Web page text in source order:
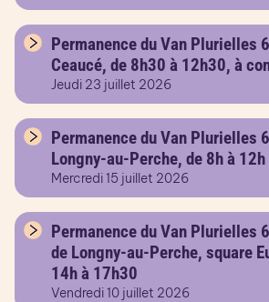
Permanence du Van Plurielles
Ceaucé, de 8h30 à 12h30, à
Jeudi 23 juillet 2026
Permanence du Van Plurielles
Longny-au-Perche, de 8h à 12h
Mercredi 15 juillet 2026
Permanence du Van Plurielles
de Longny-au-Perche, square
14h à 17h30
Vendredi 10 juillet 2026